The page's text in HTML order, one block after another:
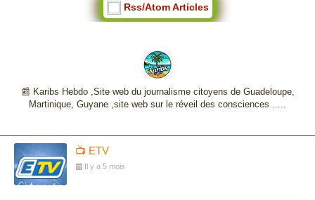
Rss/Atom Articles
📰 Karibs Hebdo ,Site web du journalisme citoyens de Guadeloupe,
Martinique, Guyane ,site web sur le réveil des consciences .....
📺 ETV
Il y a 5 mois